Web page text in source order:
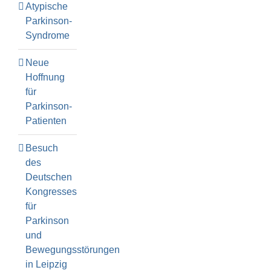
Atypische
Parkinson-
Syndrome
Neue
Hoffnung
für
Parkinson-
Patienten
Besuch
des
Deutschen
Kongresses
für
Parkinson
und
Bewegungsstörungen
in Leipzig